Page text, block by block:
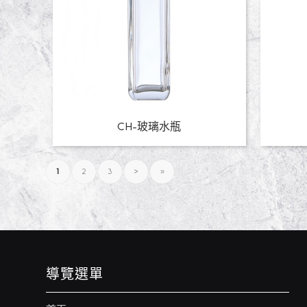
CH-玻璃水瓶
1 2 3 › »
導覽選單